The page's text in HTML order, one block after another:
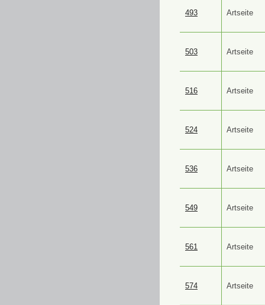
493 Artseite
503 Artseite
516 Artseite
524 Artseite
536 Artseite
549 Artseite
561 Artseite
574 Artseite